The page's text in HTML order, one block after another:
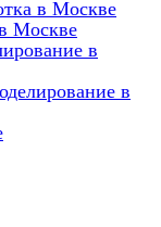
в Москве
Москве
в
в